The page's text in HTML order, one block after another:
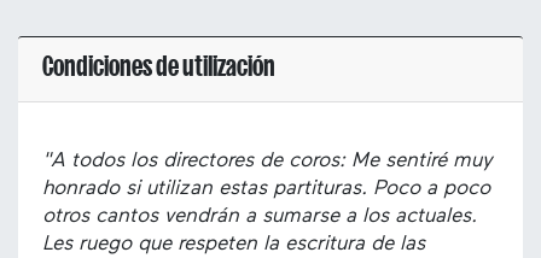
Condiciones de utilización
"A todos los directores de coros: Me sentiré muy
honrado si utilizan estas partituras. Poco a poco
otros cantos vendrán a sumarse a los actuales.
Les ruego que respeten la escritura de las